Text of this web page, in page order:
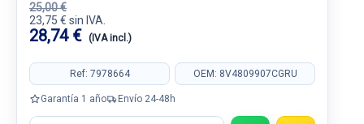
25,00 €
23,75 € sin IVA.
28,74 € (IVA incl.)
Ref: 7978664 OEM: 8V4809907CGRU
Garantía 1 año Envío 24-48h